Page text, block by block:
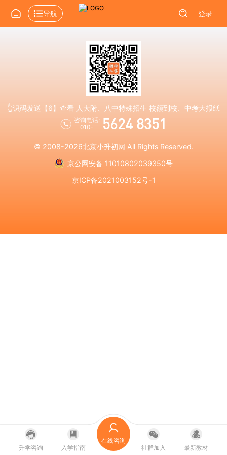
导航 登录
👆识码发送【6】查看 人大附、八中特殊招生 校额到校、中考大报纸
咨询电话:
010-
5624 8351
© 2008-2026北京小升初网 All Rights Reserved.
京公网安备 11010802039350号
京ICP备2021003152号-1
升学咨询 入学指南
在线咨询
社群加入
最新教材